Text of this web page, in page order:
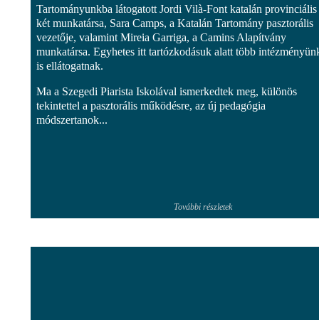
Tartományunkba látogatott Jordi Vilà-Font katalán provinciális
két munkatársa, Sara Camps, a Katalán Tartomány pasztorális
vezetője, valamint Mireia Garriga, a Camins Alapítvány
munkatársa. Egyhetes itt tartózkodásuk alatt több
is ellátogatnak.
Ma a Szegedi Piarista Iskolával ismerkedtek meg, különös
tekintettel a pasztorális működésre, az új pedagógia
módszertanok...
További részletek